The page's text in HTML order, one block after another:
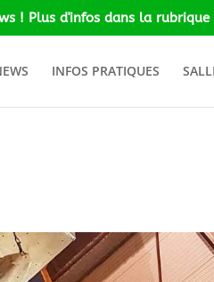
! Plus d'infos dans la rubrique
INFOS PRATIQUES